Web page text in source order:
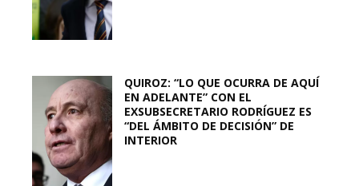
QUIROZ: “LO QUE OCURRA DE AQUÍ
EN ADELANTE” CON EL
EXSUBSECRETARIO RODRÍGUEZ ES
“DEL ÁMBITO DE DECISIÓN” DE
INTERIOR